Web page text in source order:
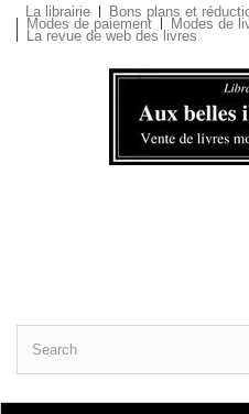
La librairie Bons plans et
Modes de paiement Modes de
La revue de web des livres